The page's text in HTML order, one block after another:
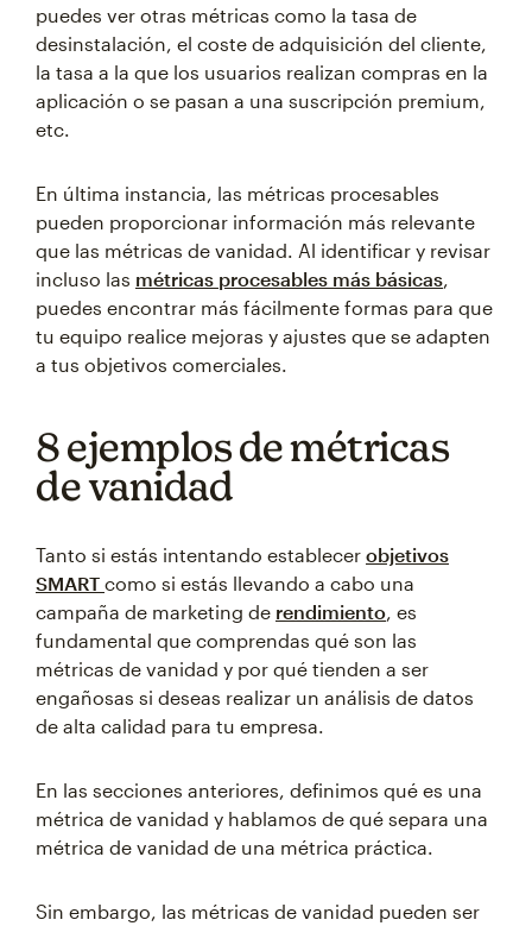
puedes ver otras métricas como la tasa de
desinstalación, el coste de adquisición del cliente,
la tasa a la que los usuarios realizan compras en la
aplicación o se pasan a una suscripción premium,
etc.
En última instancia, las métricas procesables
pueden proporcionar información más relevante
que las métricas de vanidad. Al identificar y revisar
incluso las métricas procesables más básicas
puedes encontrar más fácilmente formas para que
tu equipo realice mejoras y ajustes que se adapten
a tus objetivos comerciales.
8 ejemplos de métricas
de vanidad
Tanto si estás intentando establecer objetivos
SMART como si estás llevando a cabo una
campaña de marketing de rendimiento , es
fundamental que comprendas qué son las
métricas de vanidad y por qué tienden a ser
engañosas si deseas realizar un análisis de datos
de alta calidad para tu empresa.
En las secciones anteriores, definimos qué es una
métrica de vanidad y hablamos de qué separa una
métrica de vanidad de una métrica práctica.
Sin embargo, las métricas de vanidad pueden ser